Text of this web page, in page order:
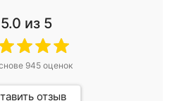
5.0 из 5
945оценок
отзыв